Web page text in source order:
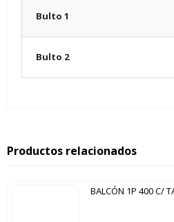
Bulto 1
Bulto 2
Productos relacionados